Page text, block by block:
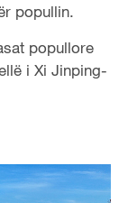
popullin.
popullore
i Xi Jinping-